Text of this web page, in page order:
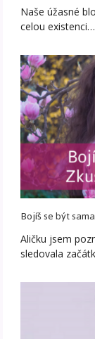
Naše úžasné
celou existenci…
Bojíš se být
Aličku jsem
sledovala